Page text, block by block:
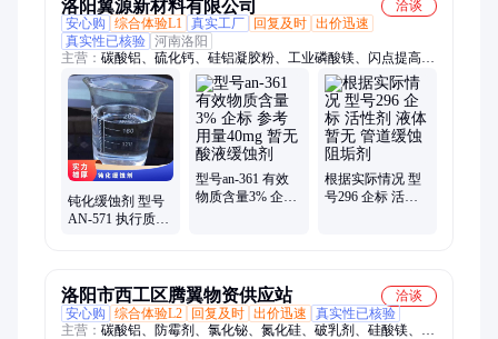
洛阳翼源新材料有限公司
洽谈
安心购
综合体验L1 真实工厂 回复及时 出价迅速
真实性已核验 河南洛阳
主营： 碳酸铝、硫化钙、硅铝凝胶粉、工业磷酸镁、闪点提高
剂、表面活性剂、耐火材料、水处理原材料
钝化缓蚀剂 型号
AN-571 执行质量
型号an-361 有效
物质含量3% 企标
根据实际情况 型
号296 企标 活性
洛阳市西工区腾翼物资供应站
洽谈
安心购
综合体验L2 回复及时 出价迅速
真实性已核验
主营： 碳酸铝、防霉剂、氯化铋、氮化硅、破乳剂、硅酸镁、磷